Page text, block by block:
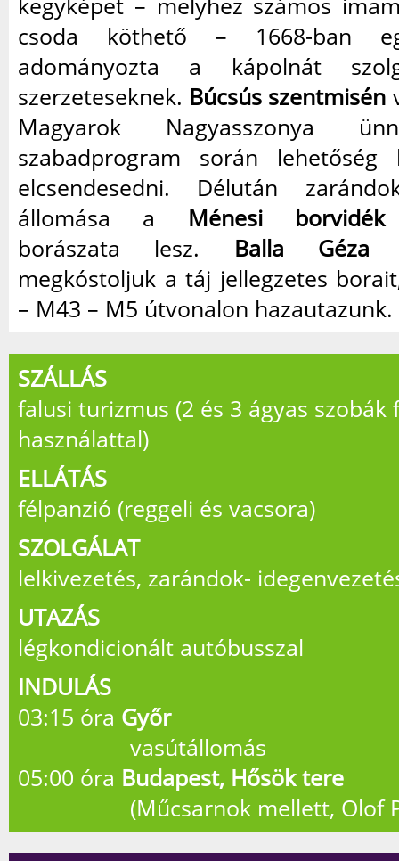
csoda köthető – 1668-ban
adományozta a kápolnát
szerzeteseknek. Búcsús szentmisén
Magyarok Nagyasszonya
szabadprogram során lehetőség
elcsendesedni. Délután
állomása a Ménesi borvidék
borászata lesz. Balla Géza
megkóstoljuk a táj jellegzetes
– M43 – M5 útvonalon hazautazunk.
SZÁLLÁS
falusi turizmus (2 és 3 ágyas szobák
használattal)
ELLÁTÁS
félpanzió (reggeli és vacsora)
SZOLGÁLAT
lelkivezetés, zarándok-
UTAZÁS
légkondicionált autóbusszal
INDULÁS
03:15 óra Győr
vasútállomás
05:00 óra Budapest, Hősök tere
(Műcsarnok mellett, Olof